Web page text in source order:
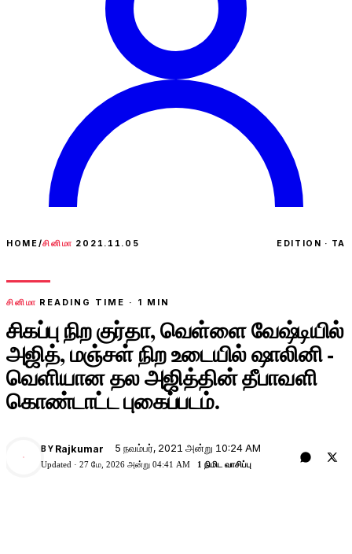
HOME/சினிமா 2021.11.05 EDITION · TA
சினிமா READING TIME · 1 MIN
சிகப்பு நிற குர்தா, வெள்ளை வேஷ்டியில்
அஜித், மஞ்சள் நிற உடையில் ஷாலினி -
வெளியான தல அஜித்தின் தீபாவளி
கொண்டாட்ட புகைப்படம்.
BY Rajkumar 5 நவம்பர், 2021 அன்று 10:24 AM
Updated · 27 மே, 2026 அன்று 04:41 AM 1 நிமிட வாசிப்பு